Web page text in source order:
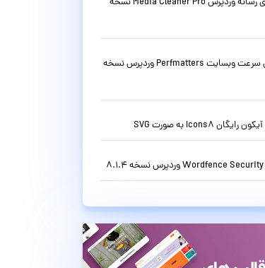
افزونه افزایش سرعت وبسایت Perfmatters وردپرس نسخه